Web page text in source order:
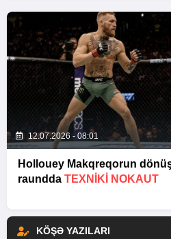
12.07.2026 - 08:01
Hollouey Makqreqorun
raundda TEXNIKI NOKAUT
KÖŞƏ YAZILARI